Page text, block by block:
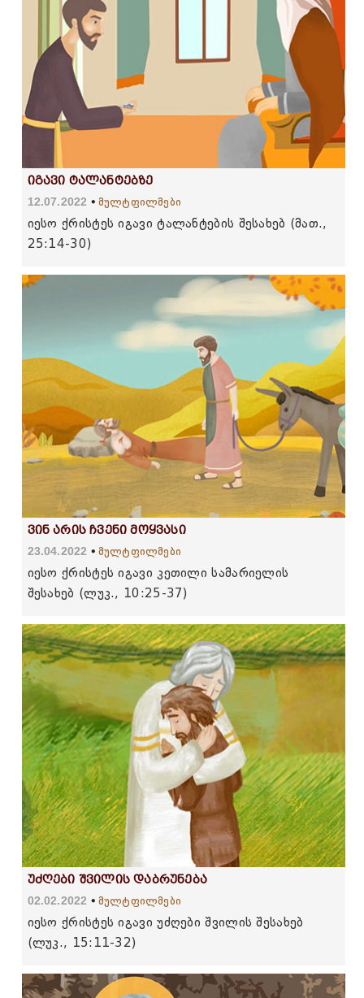
იგავი ტალანტებზე
12.07.2022 მულტფილმები
იესო ქრისტეს იგავი ტალანტების შესახებ (მათ.,
25:14-30)
ვინ არის ჩვენი მოყვასი
23.04.2022 მულტფილმები
იესო ქრისტეს იგავი კეთილი სამარიელის
შესახებ (ლუკ., 10:25-37)
უძღები შვილის დაბრუნება
02.02.2022 მულტფილმები
იესო ქრისტეს იგავი უძღები შვილის შესახებ
(ლუკ., 15:11-32)